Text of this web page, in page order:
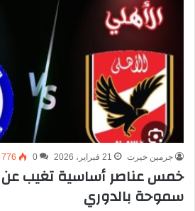
جرمين خيرت 21 فبراير، 2026 0
776
خمس عناصر أساسية تغيب عن
سموحة بالدوري